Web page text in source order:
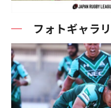
フォトギャラ